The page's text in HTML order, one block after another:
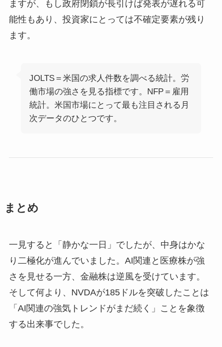
ますが、もし政府閉鎖が長引けば発表が遅れる可
能性もあり、投資家にとっては不確定要素が残り
ます。
JOLTS＝米国の求人件数を調べる統計。労
働市場の強さを見る指標です。NFP＝雇用
統計。米国市場にとって最も注目される月
次データのひとつです。
まとめ
一見すると「静かな一日」でしたが、中身はかな
り二極化が進んでいました。AI関連と医療株が強
さを見せる一方、金融株は逆風を受けています。
そして何より、NVDAが185ドルを突破したことは
「AI関連の強気トレンドがまだ続く」ことを象徴
する出来事でした。